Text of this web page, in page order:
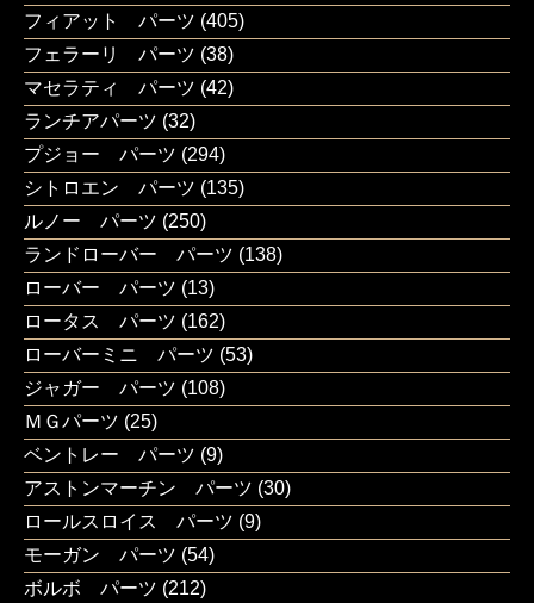
フィアット パーツ (405)
フェラーリ パーツ (38)
マセラティ パーツ (42)
ランチアパーツ (32)
プジョー パーツ (294)
シトロエン パーツ (135)
ルノー パーツ (250)
ランドローバー パーツ (138)
ローバー パーツ (13)
ロータス パーツ (162)
ローバーミニ パーツ (53)
ジャガー パーツ (108)
ＭＧパーツ (25)
ベントレー パーツ (9)
アストンマーチン パーツ (30)
ロールスロイス パーツ (9)
モーガン パーツ (54)
ボルボ パーツ (212)